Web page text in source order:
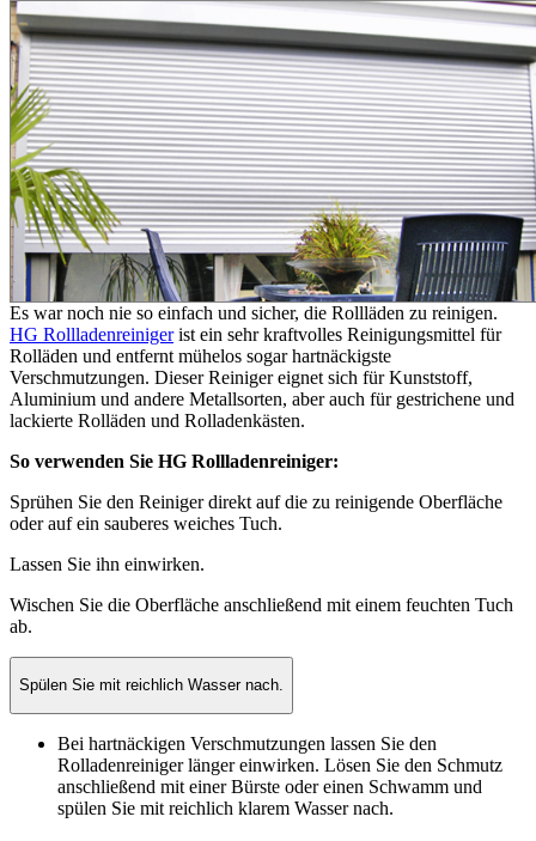
Es war noch nie so einfach und sicher, die Rollläden zu reinigen.
HG Rollladenreinigerist ein sehr kraftvolles Reinigungsmittel für
Rolläden und entfernt mühelos sogar hartnäckigste
Verschmutzungen. Dieser Reiniger eignet sich für Kunststoff,
Aluminium und andere Metallsorten, aber auch für gestrichene und
lackierte Rolläden und Rolladenkästen.
So verwenden Sie HG Rollladenreiniger:
Sprühen Sie den Reiniger direkt auf die zu reinigende Oberfläche
oder auf ein sauberes weiches Tuch.
Lassen Sie ihn einwirken.
Wischen Sie die Oberfläche anschließend mit einem feuchten Tuch
ab.
Spülen Sie mit reichlich Wasser nach.
Bei hartnäckigen Verschmutzungen lassen Sie den
Rolladenreiniger länger einwirken. Lösen Sie den Schmutz
anschließend mit einer Bürste oder einen Schwamm und
spülen Sie mit reichlich klarem Wasser nach.